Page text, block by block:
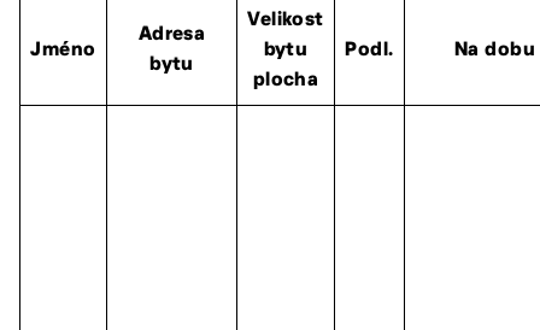
Jméno
Adresa
bytu
Velikost
bytu
plocha
Podl. Na dobu